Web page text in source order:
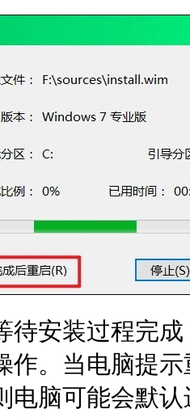
待安装过程完
作。当电脑提
电脑可能会默